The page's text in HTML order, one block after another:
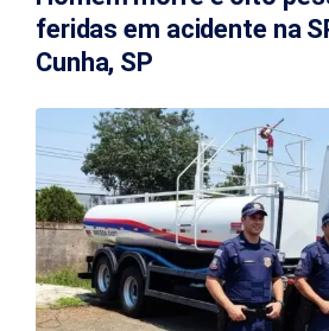
feridas em acidente na
Cunha, SP